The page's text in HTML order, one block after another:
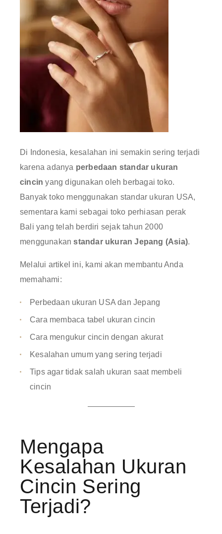
Di Indonesia, kesalahan ini semakin sering terjadi
karena adanya perbedaan standar ukuran
cincin yang digunakan oleh berbagai toko.
Banyak toko menggunakan standar ukuran USA,
sementara kami sebagai toko perhiasan perak
Bali yang telah berdiri sejak tahun 2000
menggunakanstandar ukuran Jepang (Asia).
Melalui artikel ini, kami akan membantu Anda
memahami:
Perbedaan ukuran USA dan Jepang
Cara membaca tabel ukuran cincin
Cara mengukur cincin dengan akurat
Kesalahan umum yang sering terjadi
Tips agar tidak salah ukuran saat membeli
cincin
Mengapa
Kesalahan Ukuran
Cincin Sering
Terjadi?